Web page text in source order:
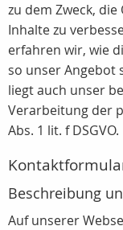
zu dem Zweck,
Inhalte zu
erfahren wir, wie
so unser Angebot
liegt auch unser
Verarbeitung der
Abs. 1 lit. f DSGVO.
Beschreibung
Auf unserer